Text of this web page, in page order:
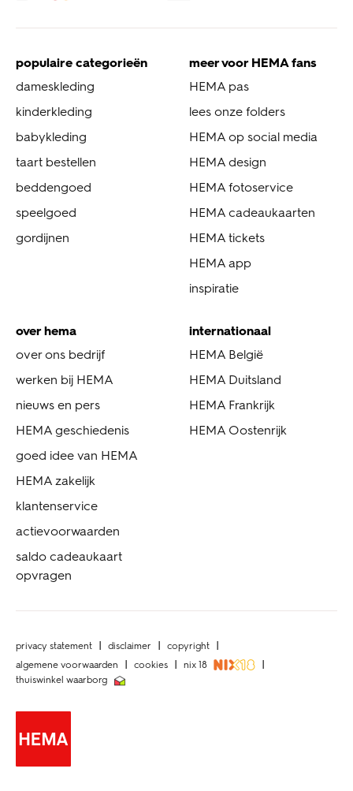
populaire categorieën
dameskleding
kinderkleding
babykleding
taart bestellen
beddengoed
speelgoed
gordijnen
meer voor HEMA fans
HEMA pas
lees onze folders
HEMA op social media
HEMA design
HEMA fotoservice
HEMA cadeaukaarten
HEMA tickets
HEMA app
inspiratie
over hema
over ons bedrijf
werken bij HEMA
nieuws en pers
HEMA geschiedenis
goed idee van HEMA
HEMA zakelijk
klantenservice
actievoorwaarden
saldo cadeaukaart
opvragen
internationaal
HEMA België
HEMA Duitsland
HEMA Frankrijk
HEMA Oostenrijk
privacy statement disclaimer
copyright
algemene voorwaarden
cookies
nix 18
thuiswinkel waarborg